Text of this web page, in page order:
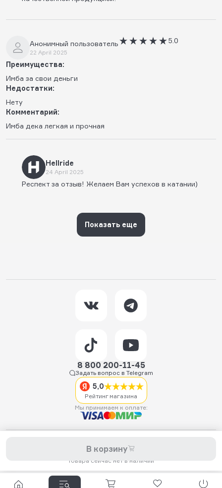
В корзину
Товара сейчас нет в наличии
Анонимный пользователь
22 April 2025
5.0
Преимущества:
Имба за свои деньги
Недостатки:
Нету
Комментарий:
Имба дека легкая и прочная
Hellride
24 April 2025
Респект за отзыв! Желаем Вам успехов в катании)
Показать еще
8 800 200-11-45
Задать вопрос в Telegram
5,0
Рейтинг магазина
Мы принимаем к оплате:
самокатов, запчастей для самокатов, аксессуаров, экипировки,
одежды и обуви.